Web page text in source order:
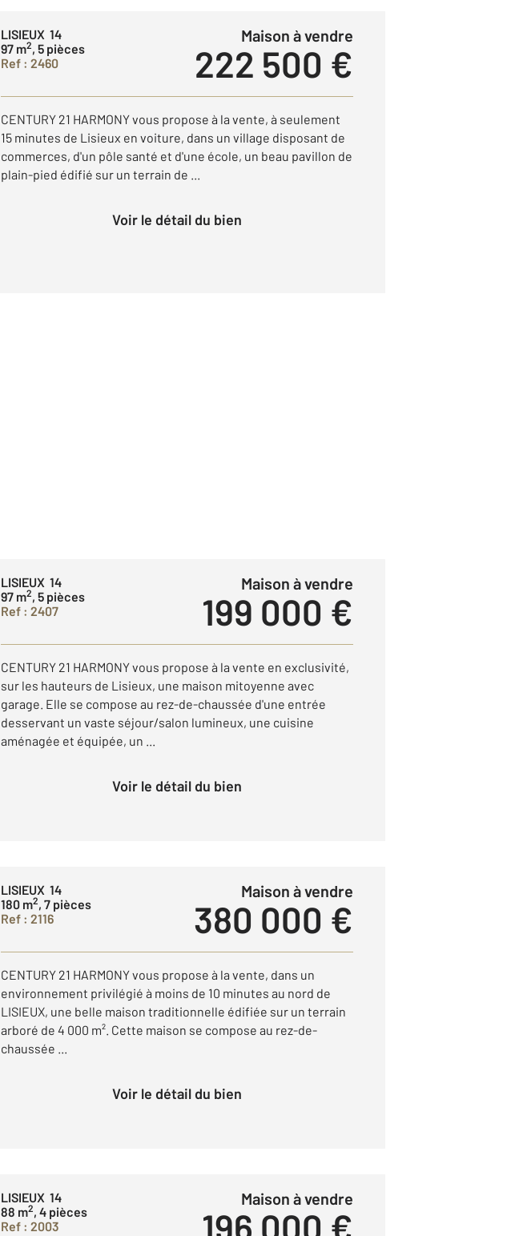
LISIEUX 14
97 m2, 5 pièces
Ref : 2460
Maison à vendre
222 500 €
CENTURY 21 HARMONY vous propose à la vente, à seulement
15 minutes de Lisieux en voiture, dans un village disposant de
commerces, d'un pôle santé et d'une école, un beau pavillon de
plain-pied édifié sur un terrain de ...
Voir le détail du bien
LISIEUX 14
97 m2, 5 pièces
Ref : 2407
Maison à vendre
199 000 €
CENTURY 21 HARMONY vous propose à la vente en exclusivité,
sur les hauteurs de Lisieux, une maison mitoyenne avec
garage. Elle se compose au rez-de-chaussée d'une entrée
desservant un vaste séjour/salon lumineux, une cuisine
aménagée et équipée, un ...
Voir le détail du bien
LISIEUX 14
180 m2, 7 pièces
Ref : 2116
Maison à vendre
380 000 €
CENTURY 21 HARMONY vous propose à la vente, dans un
environnement privilégié à moins de 10 minutes au nord de
LISIEUX, une belle maison traditionnelle édifiée sur un terrain
arboré de 4 000 m². Cette maison se compose au rez-de-
chaussée ...
Voir le détail du bien
LISIEUX 14
88 m2, 4 pièces
Ref : 2003
Maison à vendre
196 000 €